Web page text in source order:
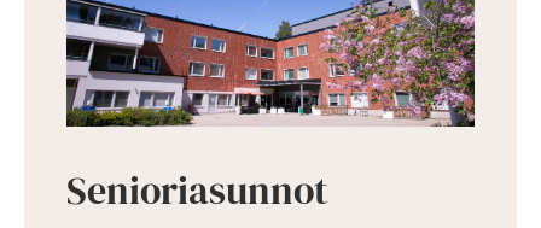
Senioriasunnot